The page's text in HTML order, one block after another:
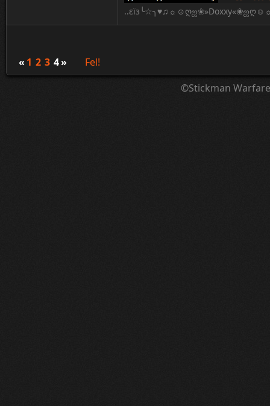
« 1 2 3 4»
Fel!
©Stickman Warfare